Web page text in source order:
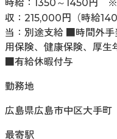
時給：1350～1450円 ※
収：215,000円（時給
当：別途支給 ■時間外
用保険、健康保険、厚
■有給休暇付与
勤務地
広島県広島市中区大手町
最寄駅